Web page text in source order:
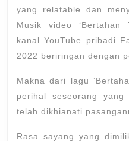
yang relatable dan
Musik video ‘Bertahan
kanal YouTube pribadi
2022 beriringan dengan
Makna dari lagu
perihal seseorang
telah dikhianati
Rasa sayang yang